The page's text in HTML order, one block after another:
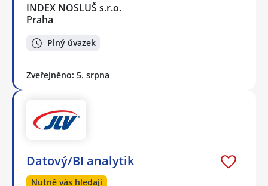
INDEX NOSLUŠ s.r.o.
Praha
Plný úvazek
Zveřejněno: 5. srpna
Datový/BI analytik
Nutně vás hledají